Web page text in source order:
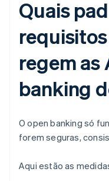
Quais
regem as
banking
O open banking só
forem seguras,
Aqui estão as